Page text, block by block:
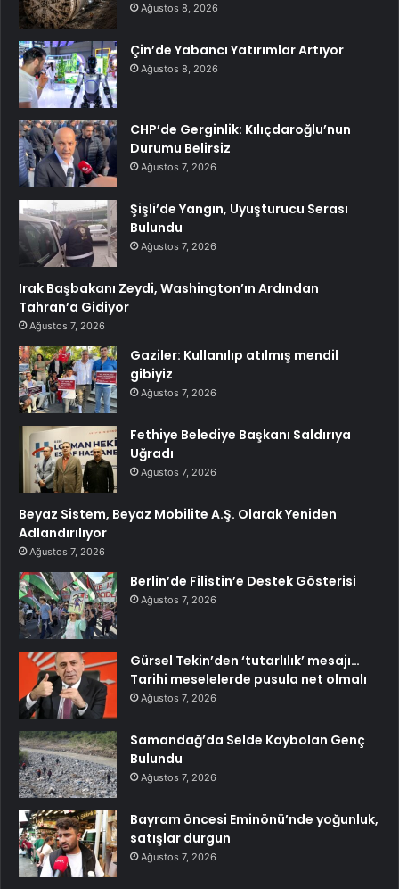
Ağustos 8, 2026
Çin’de Yabancı Yatırımlar Artıyor
Ağustos 8, 2026
CHP’de Gerginlik: Kılıçdaroğlu’nun
Durumu Belirsiz
Ağustos 7, 2026
Şişli’de Yangın, Uyuşturucu Serası
Bulundu
Ağustos 7, 2026
Irak Başbakanı Zeydi, Washington’ın Ardından
Tahran’a Gidiyor
Ağustos 7, 2026
Gaziler: Kullanılıp atılmış mendil
gibiyiz
Ağustos 7, 2026
Fethiye Belediye Başkanı Saldırıya
Uğradı
Ağustos 7, 2026
Beyaz Sistem, Beyaz Mobilite A.Ş. Olarak Yeniden
Adlandırılıyor
Ağustos 7, 2026
Berlin’de Filistin’e Destek Gösterisi
Ağustos 7, 2026
Gürsel Tekin’den ‘tutarlılık’ mesajı…
Tarihi meselelerde pusula net olmalı
Ağustos 7, 2026
Samandağ’da Selde Kaybolan Genç
Bulundu
Ağustos 7, 2026
Bayram öncesi Eminönü’nde yoğunluk,
satışlar durgun
Ağustos 7, 2026